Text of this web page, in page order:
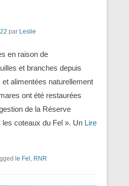
par Leslie
en raison de
et branches depuis
alimentées naturellement
ont été restaurées
de la Réserve
les coteaux du Fel ». Un Lire
le Fel , RNR